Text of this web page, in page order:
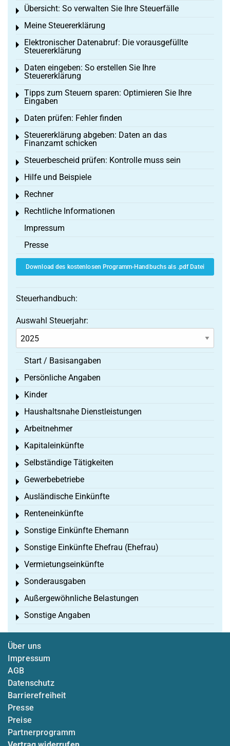
Übersicht: So verwalten Sie Ihre Steuerfälle
Toggle menu
Meine Steuererklärung
Toggle menu
Elektronischer Datenabruf: Die vorausgefüllte
Steuererklärung
Toggle menu
Daten eingeben: So erstellen Sie Ihre
Steuererklärung
Toggle menu
Tipps zum Steuern sparen: Optimieren Sie Ihre
Eingaben
Toggle menu
Daten prüfen: Fehler finden
Toggle menu
Steuererklärung abgeben: Daten an das
Finanzamt schicken
Toggle menu
Steuerbescheid prüfen: Kontrolle muss sein
Toggle menu
Hilfe und Beispiele
Toggle menu
Rechner
Toggle menu
Rechtliche Informationen
Toggle menu
Impressum
Presse
Download des kostenlosen Programm-Handbuchs als .pdf Datei
Steuerhandbuch:
Auswahl Steuerjahr:
Start / Basisangaben
Persönliche Angaben
Toggle menu
Kinder
Toggle menu
Haushaltsnahe Dienstleistungen
Toggle menu
Arbeitnehmer
Toggle menu
Kapitaleinkünfte
Toggle menu
Selbständige Tätigkeiten
Toggle menu
Gewerbebetriebe
Toggle menu
Ausländische Einkünfte
Toggle menu
Renteneinkünfte
Toggle menu
Sonstige Einkünfte Ehemann
Toggle menu
Sonstige Einkünfte Ehefrau (Ehefrau)
Toggle menu
Vermietungseinkünfte
Toggle menu
Sonderausgaben
Toggle menu
Außergewöhnliche Belastungen
Toggle menu
Sonstige Angaben
Toggle menu
Über uns
Impressum
AGB
Datenschutz
Barrierefreiheit
Presse
Preise
Partnerprogramm